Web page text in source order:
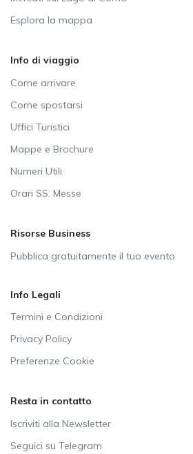
Esplora la mappa
Info di viaggio
Come arrivare
Come spostarsi
Uffici Turistici
Mappe e Brochure
Numeri Utili
Orari SS. Messe
Risorse Business
Pubblica gratuitamente il tuo evento
Info Legali
Termini e Condizioni
Privacy Policy
Preferenze Cookie
Resta in contatto
Iscriviti alla Newsletter
Seguici su Telegram